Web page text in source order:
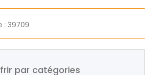
: 39709
par catégories